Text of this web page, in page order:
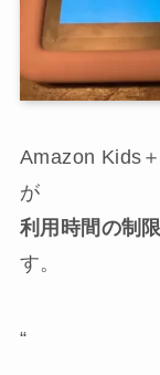
Amazon Kids
が
利用時間の制限
す。
“